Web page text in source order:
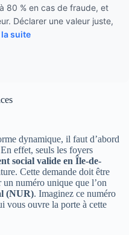
80 % en cas de fraude, et
Déclarer une valeur juste,
la suite
dynamique, il faut d’abord
effet, seuls les foyers
social valide en Île-de-
Cette demande doit être
numéro unique que l’on
(NUR). Imaginez ce numéro
vous ouvre la porte à cette